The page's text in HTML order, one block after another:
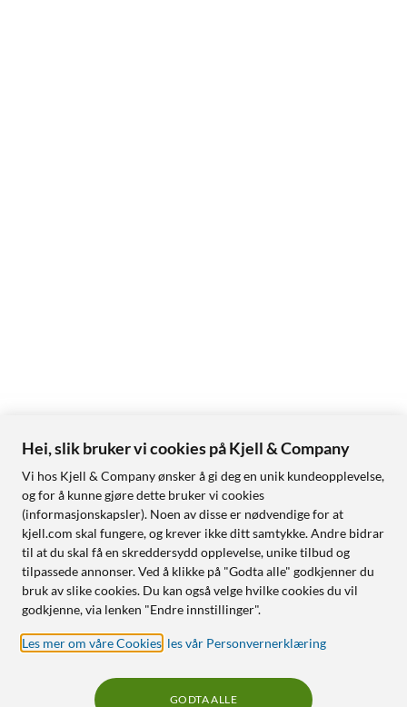
Hei, slik bruker vi cookies på Kjell & Company
Vi hos Kjell & Company ønsker å gi deg en unik kundeopplevelse,
og for å kunne gjøre dette bruker vi cookies
(informasjonskapsler). Noen av disse er nødvendige for at
kjell.com skal fungere, og krever ikke ditt samtykke. Andre bidrar
til at du skal få en skreddersydd opplevelse, unike tilbud og
tilpassede annonser. Ved å klikke på "Godta alle" godkjenner du
bruk av slike cookies. Du kan også velge hvilke cookies du vil
godkjenne, via lenken "Endre innstillinger".
Les mer om våre Cookies les vår Personvernerklæring
GODTA ALLE